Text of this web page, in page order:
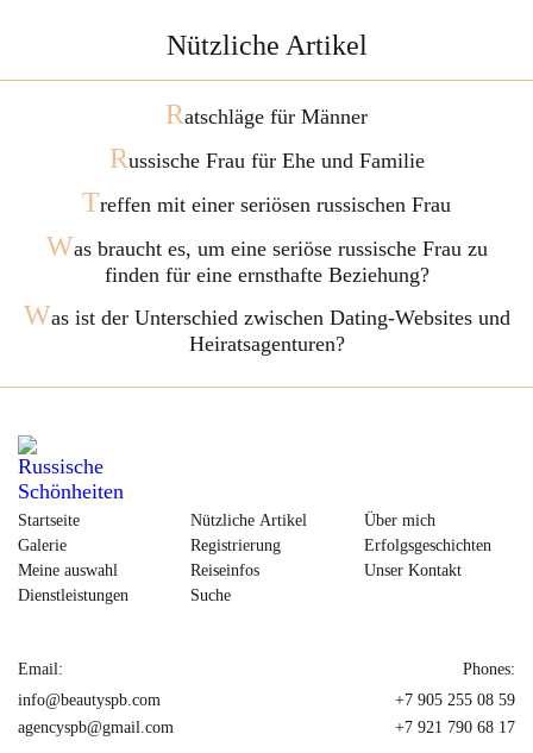
Nützliche Artikel
Ratschläge für Männer
Russische Frau für Ehe und Familie
Treffen mit einer seriösen russischen Frau
Was braucht es, um eine seriöse russische Frau zu
finden für eine ernsthafte Beziehung?
Was ist der Unterschied zwischen Dating-Websites und
Heiratsagenturen?
Startseite
Galerie
Meine auswahl
Dienstleistungen
Nützliche Artikel
Registrierung
Reiseinfos
Suche
Über mich
Erfolgsgeschichten
Unser Kontakt
Email:
info@beautyspb.com
agencyspb@gmail.com
Phones:
+7 905 255 08 59
+7 921 790 68 17